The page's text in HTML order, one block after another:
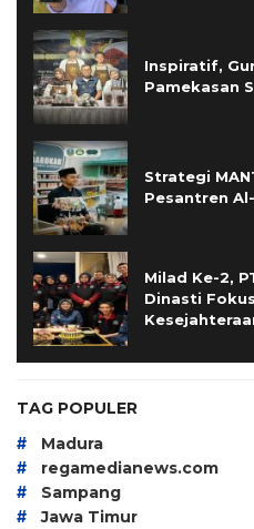
Inspiratif,
Pamekasan
Strategi
Pesantren
Milad Ke-2,
Dinasti
TAG POPULER
# Madura
# regamedianews.com
# Sampang
# Jawa Timur